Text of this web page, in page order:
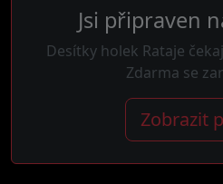
Jsi připraven
Desítky holek Rataje
Zdarma se
Zobrazit